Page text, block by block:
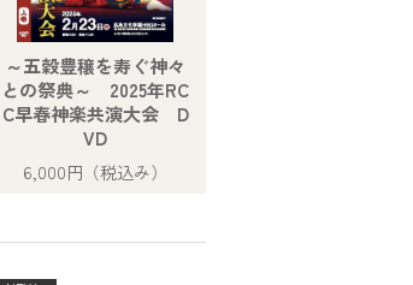
～五穀豊穣を寿ぐ神々
との祭典～ 2025年RC
C早春神楽共演大会 D
VD
6,000円 （税込み）